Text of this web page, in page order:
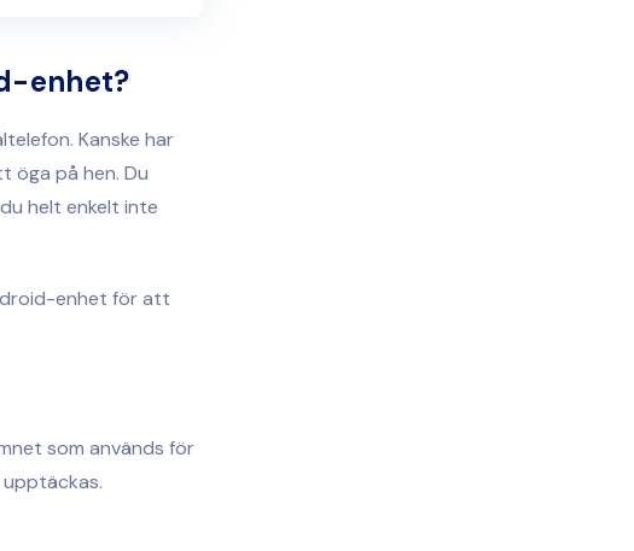
enhet?
Kanske har
öga på hen. Du
helt enkelt inte
enhet för att
som används för